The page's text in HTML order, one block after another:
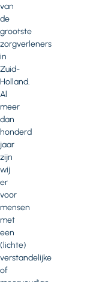
van
de
grootste
zorgverleners
in
Zuid-
Holland.
Al
meer
dan
honderd
jaar
zijn
wij
er
voor
mensen
met
een
(lichte)
verstandelijke
of